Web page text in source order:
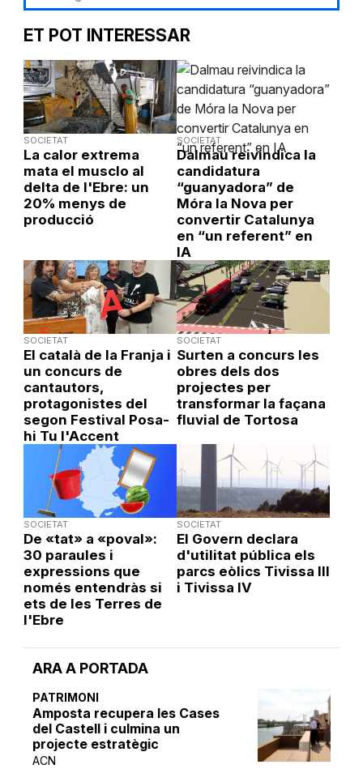
ARA A PORTADA
PATRIMONI
Amposta recupera les Cases
del Castell i culmina un
projecte estratègic
ACN
ET POT INTERESSAR
SOCIETAT
La calor extrema
mata el musclo al
delta de l'Ebre: un
20% menys de
producció
SOCIETAT
Dalmau reivindica la
candidatura
“guanyadora” de
Móra la Nova per
convertir Catalunya
en “un referent” en
IA
SOCIETAT
El català de la Franja i
un concurs de
cantautors,
protagonistes del
segon Festival Posa-
hi Tu l'Accent
SOCIETAT
Surten a concurs les
obres dels dos
projectes per
transformar la façana
fluvial de Tortosa
SOCIETAT
De «tat» a «poval»:
30 paraules i
expressions que
només entendràs si
ets de les Terres de
l'Ebre
SOCIETAT
El Govern declara
d'utilitat pública els
parcs eòlics Tivissa III
i Tivissa IV